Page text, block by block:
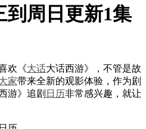
到周日更新1集
欢《大话大话西游》，不管是故
家带来全新的观影体验，作为剧
游》追剧 日历非常感兴趣，就让